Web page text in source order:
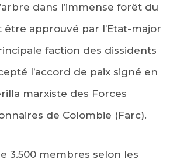
dans l’immense forêt du
être approuvé par l’Etat-major
faction des dissidents
l’accord de paix signé en
marxiste des Forces
de Colombie (Farc).
3.500 membres selon les